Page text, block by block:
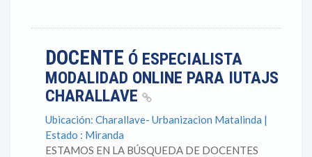
DOCENTE Ó ESPECIALISTA
MODALIDAD ONLINE PARA IUTAJS
CHARALLAVE
Ubicación: Charallave- Urbanizacion Matalinda |
Estado : Miranda
ESTAMOS EN LA BÚSQUEDA DE DOCENTES